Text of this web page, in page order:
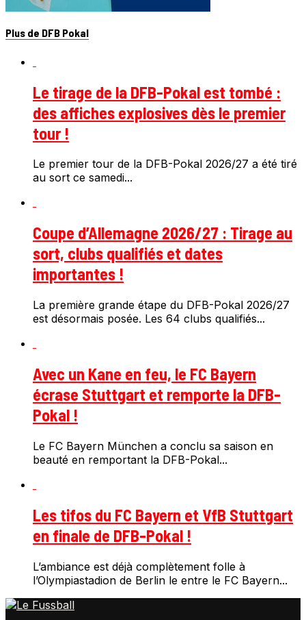
Plus de DFB Pokal
Le tirage de la DFB-Pokal est tombé :
des affiches explosives dès le premier
tour !
Le premier tour de la DFB-Pokal 2026/27 a été tiré
au sort ce samedi...
Coupe d’Allemagne 2026/27 : Tirage au
sort, clubs qualifiés et dates
importantes !
La première grande étape du DFB-Pokal 2026/27
est désormais posée. Les 64 clubs qualifiés...
Avec un Kane en feu, le FC Bayern
écrase Stuttgart et remporte la DFB-
Pokal !
Le FC Bayern München a conclu sa saison en
beauté en remportant la DFB-Pokal...
Les tifos du FC Bayern et VfB Stuttgart
en finale de DFB-Pokal !
L’ambiance est déjà complètement folle à
l’Olympiastadion de Berlin le entre le FC Bayern...